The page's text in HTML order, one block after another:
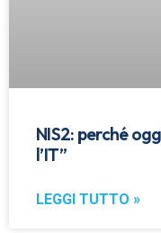
NIS2: perché
l’IT”
LEGGI TUTTO »